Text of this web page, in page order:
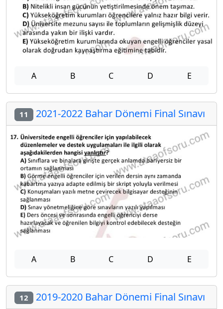
A B C D E
11 2021-2022 Bahar Dönemi Final Sınavı
A B C D E
12 2019-2020 Bahar Dönemi Final Sınavı